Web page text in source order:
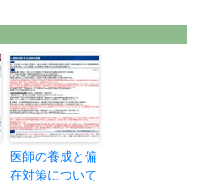
医師の養成と偏
在対策について